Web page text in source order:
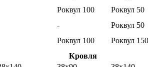
Роквул 100
Роквул 50
-
Роквул 50
Роквул 100
Роквул 150
Кровля